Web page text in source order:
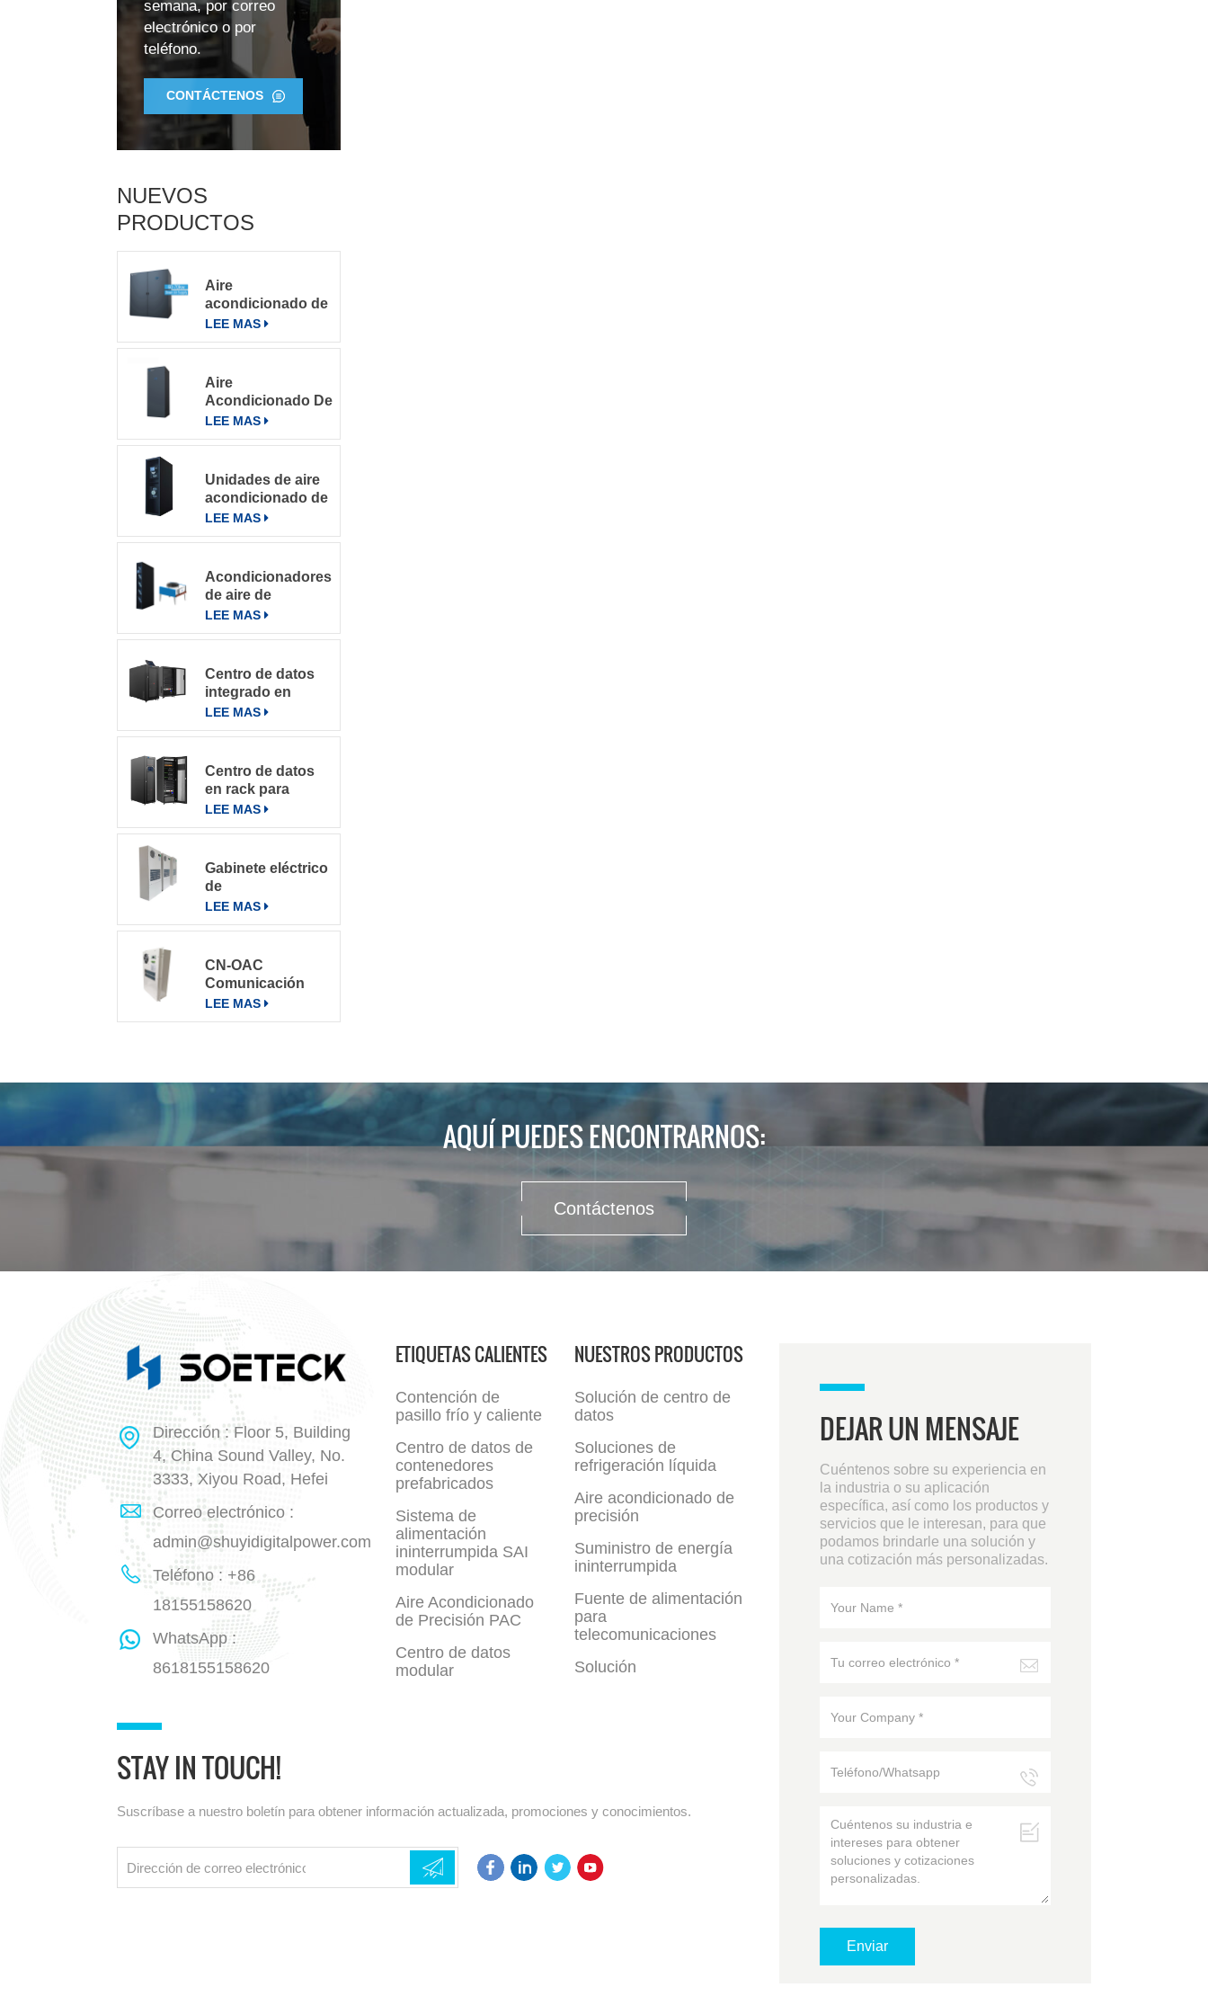
semana, por correo
electrónico o por
teléfono.
CONTÁCTENOS
NUEVOS
PRODUCTOS
Aire
acondicionado de
precisión para
salas de
grandes
LEE MAS
Aire
Acondicionado De
Precisión Para
Salas De
LEE MAS
Unidades de aire
acondicionado de
precisión con
refrigeración por
LEE MAS
Acondicionadores
de aire de
precisión en fila
de la serie
centros de datos
con sistema de
control inteligente
LEE MAS
Centro de datos
integrado en
microbastidores
LEE MAS
Centro de datos
en rack para
varios entornos
LEE MAS
Gabinete eléctrico
de
telecomunicaciones
Aire
Aire
acondicionado
LEE MAS
CN-OAC
Comunicación
exterior Gabinete
eléctrico Aire
LEE MAS
AQUÍ PUEDES ENCONTRARNOS:
Contáctenos
Dirección : Floor 5, Building
4, China Sound Valley, No.
3333, Xiyou Road, Hefei
Correo electrónico :
admin@shuyidigitalpower.com
Teléfono : +86
18155158620
WhatsApp :
8618155158620
ETIQUETAS CALIENTES
Contención de
pasillo frío y caliente
Centro de datos de
contenedores
prefabricados
Sistema de
alimentación
ininterrumpida SAI
modular
Aire Acondicionado
de Precisión PAC
Centro de datos
modular
NUESTROS PRODUCTOS
Solución de centro de
datos
Soluciones de
refrigeración líquida
Aire acondicionado de
precisión
Suministro de energía
ininterrumpida
Fuente de alimentación
para
telecomunicaciones
Solución
STAY IN TOUCH!
Suscríbase a nuestro boletín para obtener información actualizada, promociones y conocimientos.
DEJAR UN MENSAJE
Cuéntenos sobre su experiencia en
la industria o su aplicación
específica, así como los productos y
servicios que le interesan, para que
podamos brindarle una solución y
una cotización más personalizadas.